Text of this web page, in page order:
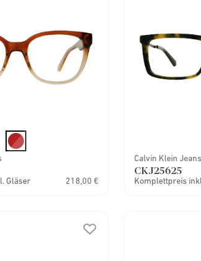
Gläser 218,00 €
Calvin Klein Jeans
CKJ25625
Komplettpreis